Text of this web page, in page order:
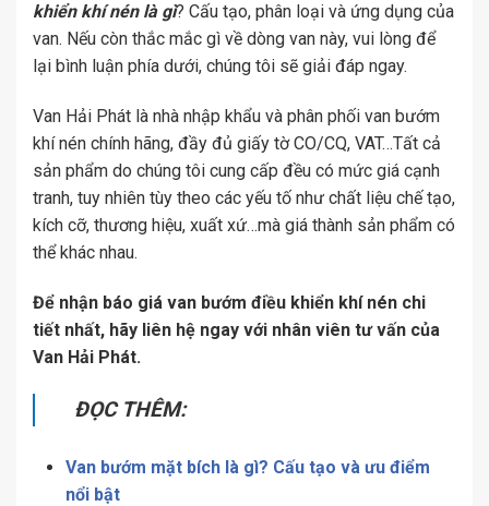
khiển khí nén là gì? Cấu tạo, phân loại và ứng dụng của
van. Nếu còn thắc mắc gì về dòng van này, vui lòng để
lại bình luận phía dưới, chúng tôi sẽ giải đáp ngay.
Van Hải Phát là nhà nhập khẩu và phân phối van bướm
khí nén chính hãng, đầy đủ giấy tờ CO/CQ, VAT…Tất cả
sản phẩm do chúng tôi cung cấp đều có mức giá cạnh
tranh, tuy nhiên tùy theo các yếu tố như chất liệu chế tạo,
kích cỡ, thương hiệu, xuất xứ…mà giá thành sản phẩm có
thể khác nhau.
Để nhận báo giá van bướm điều khiển khí nén chi
tiết nhất, hãy liên hệ ngay với nhân viên tư vấn của
Van Hải Phát.
ĐỌC THÊM:
Van bướm mặt bích là gì? Cấu tạo và ưu điểm
nổi bật